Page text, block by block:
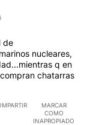
de
nucleares,
q en
chatarras
MARCAR
COMO
INAPROPIADO